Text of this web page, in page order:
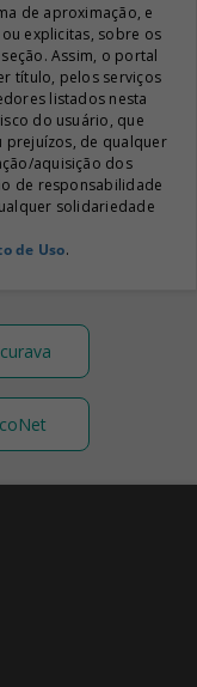
de aproximação, e
explicitas, sobre os
Assim, o portal
título, pelos serviços
listados nesta
do usuário, que
prejuízos, de qualquer
aquisição dos
de responsabilidade
solidariedade
de Uso.